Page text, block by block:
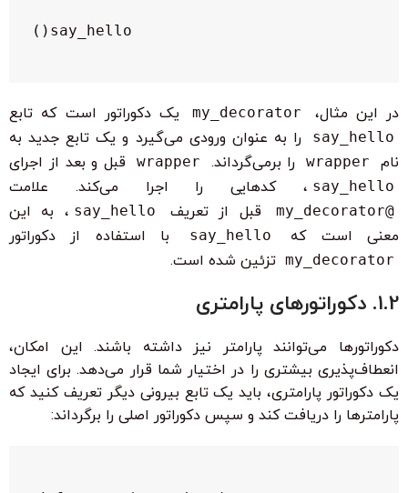
say_hello()
در این مثال، my_decorator یک دکوراتور است که تابع
say_hello
را به عنوان ورودی می‌گیرد و یک تابع جدید به
نام
wrapper را برمی‌گرداند. wrapper قبل و بعد از اجرای
say_hello ، کدهایی را اجرا می‌کند. علامت
@my_decorator قبل از تعریف say_hello ، به این
معنی است که
say_hello با استفاده از دکوراتور
my_decorator تزئین شده است.
1.2. دکوراتورهای پارامتری
دکوراتورها می‌توانند پارامتر نیز داشته باشند. این امکان،
انعطاف‌پذیری بیشتری را در اختیار شما قرار می‌دهد. برای ایجاد
یک دکوراتور پارامتری، باید یک تابع بیرونی دیگر تعریف کنید که
پارامترها را دریافت کند و سپس دکوراتور اصلی را برگرداند: